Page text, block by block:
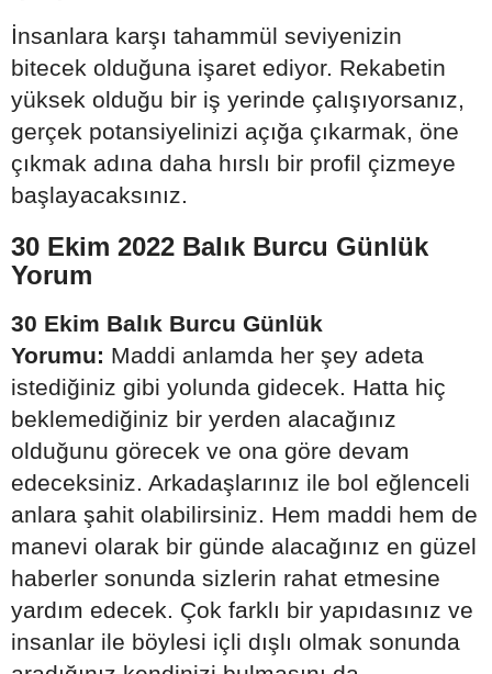
İnsanlara karşı tahammül seviyenizin
bitecek olduğuna işaret ediyor. Rekabetin
yüksek olduğu bir iş yerinde çalışıyorsanız,
gerçek potansiyelinizi açığa çıkarmak, öne
çıkmak adına daha hırslı bir profil çizmeye
başlayacaksınız.
30 Ekim 2022 Balık Burcu Günlük
Yorum
30 Ekim Balık Burcu Günlük
Yorumu: Maddi anlamda her şey adeta
istediğiniz gibi yolunda gidecek. Hatta hiç
beklemediğiniz bir yerden alacağınız
olduğunu görecek ve ona göre devam
edeceksiniz. Arkadaşlarınız ile bol eğlenceli
anlara şahit olabilirsiniz. Hem maddi hem de
manevi olarak bir günde alacağınız en güzel
haberler sonunda sizlerin rahat etmesine
yardım edecek. Çok farklı bir yapıdasınız ve
insanlar ile böylesi içli dışlı olmak sonunda